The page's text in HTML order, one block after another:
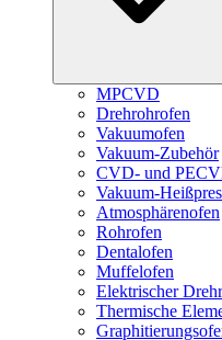
MPCVD
Drehrohrofen
Vakuumofen
Vakuum-Zubehör
CVD- und
Vakuum-
Atmosphärenofen
Rohrofen
Dentalofen
Muffelofen
Elektrischer
Thermische